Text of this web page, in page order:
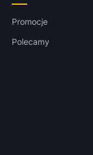
Promocje
Polecamy